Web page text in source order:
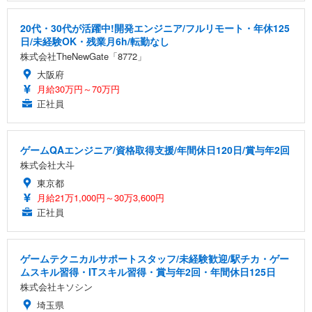
20代・30代が活躍中!開発エンジニア/フルリモート・年休125
日/未経験OK・残業月6h/転勤なし
株式会社TheNewGate「8772」
大阪府
月給30万円～70万円
正社員
ゲームQAエンジニア/資格取得支援/年間休日120日/賞与年2回
株式会社大斗
東京都
月給21万1,000円～30万3,600円
正社員
ゲームテクニカルサポートスタッフ/未経験歓迎/駅チカ・ゲー
ムスキル習得・ITスキル習得・賞与年2回・年間休日125日
株式会社キソシン
埼玉県